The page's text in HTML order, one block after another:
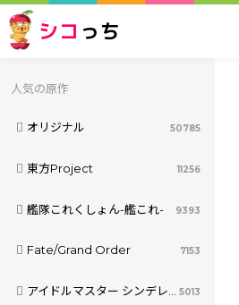
シコ っち
人気の原作
オリジナル 50785
東方Project 11256
艦隊これくしょん-艦これ- 9393
Fate/Grand Order 7153
アイドルマスター シンデレラガールズ 5013